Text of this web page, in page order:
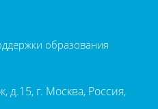
образования
д.15, г. Москва, Россия,